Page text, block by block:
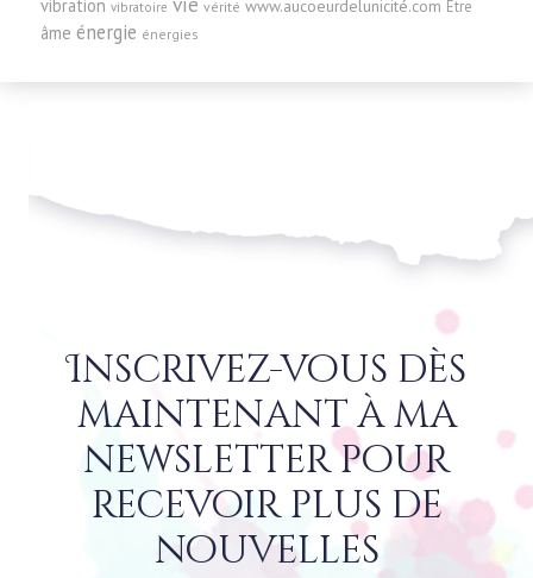
vibration vibratoire vérité www.aucoeurdelunicité.com Être
âme énergie énergies
Inscrivez-vous dès
maintenant à ma
newsletter pour
recevoir plus de
nouvelles